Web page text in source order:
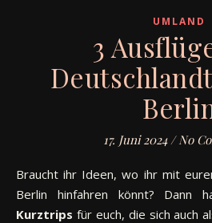
UMLAND
3
17. Juni 2024 / No
Braucht ihr Ideen, wo ihr mit eurem Deutschlandticket ab
Berlin hinfahren könnt? Dann
Kurztrips für euch, die sich auch